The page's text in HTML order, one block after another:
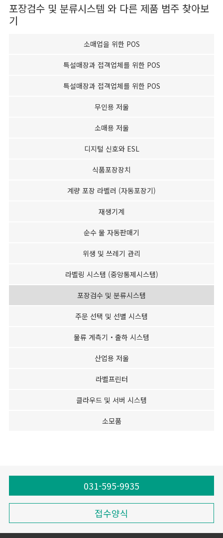
포장검수 및 분류시스템 와 다른 제품 범주 찾아보
기
소매업을 위한 POS
특설매장과 접객업체를 위한 POS
특설매장과 접객업체를 위한 POS
무인용 저울
소매용 저울
디지털 신호와 ESL
식품포장장치
계량 포장 라벨러 (자동포장기)
재생기계
순수 물 자동판매기
위생 및 쓰레기 관리
라벨링 시스템 (중앙통제시스템)
포장검수 및 분류시스템
주문 선택 및 선별 시스템
물류 계측기・출하 시스템
산업용 저울
라벨프린터
클라우드 및 서버 시스템
소모품
031-595-9935
접수양식